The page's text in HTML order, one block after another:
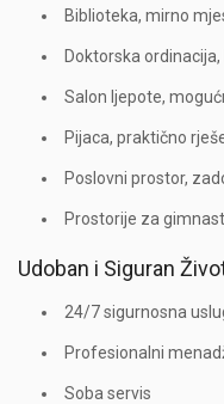
Biblioteka, mirno
Doktorska
Salon ljepote,
Pijaca, praktično
Poslovni prostor,
Prostorije za
Udoban i Siguran
24/7 sigurnosna
Profesionalni
Soba servis